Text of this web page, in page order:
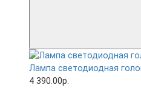
Лампа светодиодная
4 390.00р.